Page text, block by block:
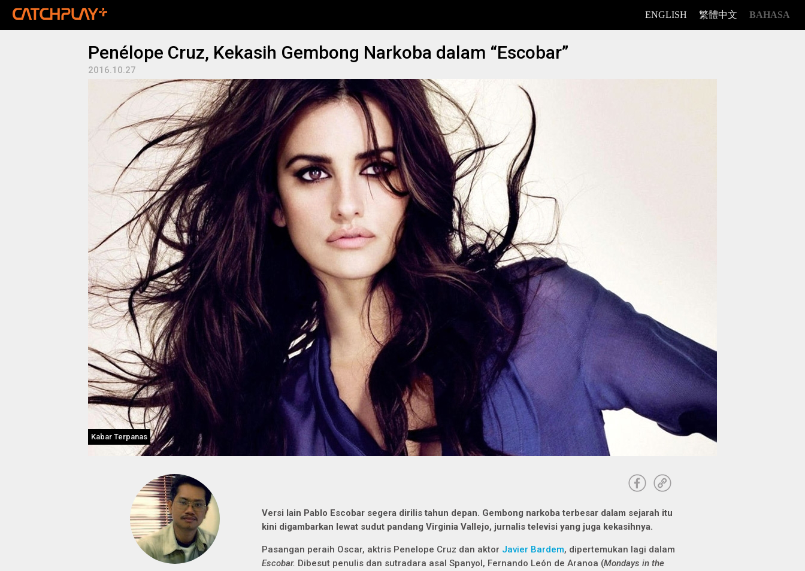
ENGLISH 繁體中文 BAHASA
Penélope Cruz, Kekasih Gembong Narkoba dalam “Escobar”
2016.10.27
Kabar Terpanas
Versi lain Pablo Escobar segera dirilis tahun depan. Gembong narkoba terbesar dalam sejarah itu
kini digambarkan lewat sudut pandang Virginia Vallejo, jurnalis televisi yang juga kekasihnya.
Pasangan peraih Oscar, aktris Penelope Cruz dan aktor Javier Bardem, dipertemukan lagi dalam
Escobar. Dibesut penulis dan sutradara asal Spanyol, Fernando León de Aranoa (Mondays in the